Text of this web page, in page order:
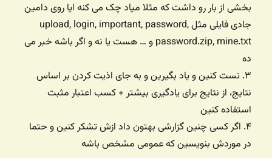
بخشی از بار رو داشت که مثلا میاد چک می کنه ایا روی دامین
جادی فایلی مثل upload, login, important, password,
password.zip, mine.txt و … هست یا نه و اگر باشه خبر می
ده
۳. تست کنین و یاد بگیرین و به جای اذیت کردن بر اساس
نتایج، از نتایج برای یادگیری بیشتر + کسب اعتبار مثبت
استفاده کنین
۴. اگر کسی چنین گزارشی بهتون داد ازش تشکر کنین و حتما
در موردش بنویسین که عمومی مشخص باشه